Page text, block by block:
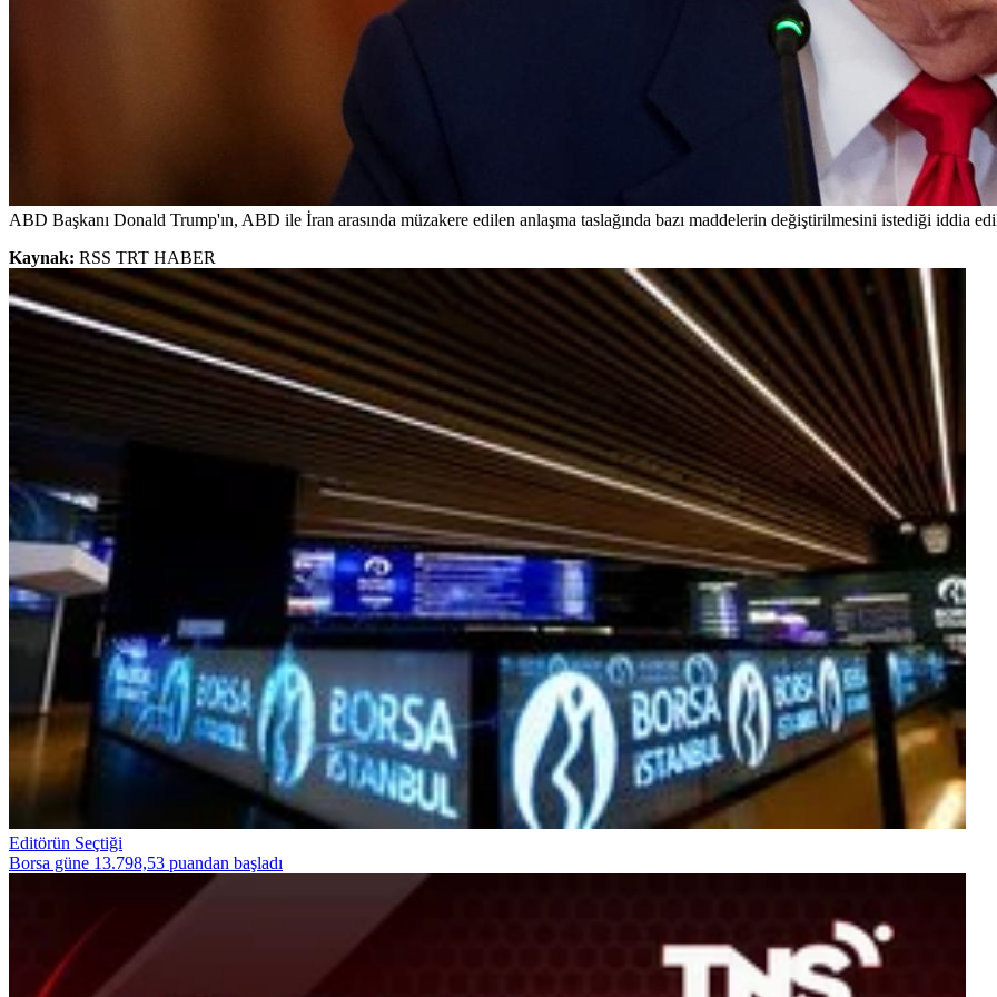
ABD Başkanı Donald Trump'ın, ABD ile İran arasında müzakere edilen anlaşma taslağında bazı maddelerin değiştirilmesini istediği iddia
Kaynak: RSS TRT HABER
Editörün Seçtiği
Borsa güne 13.798,53 puandan başladı